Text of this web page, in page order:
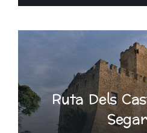
Ruta Dels